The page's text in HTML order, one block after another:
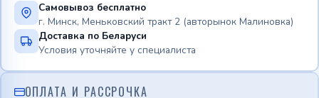
Самовывоз бесплатно
г. Минск, Меньковский тракт 2 (авторынок Малиновка)
Доставка по Беларуси
Условия уточняйте у специалиста
ОПЛАТА И РАССРОЧКА